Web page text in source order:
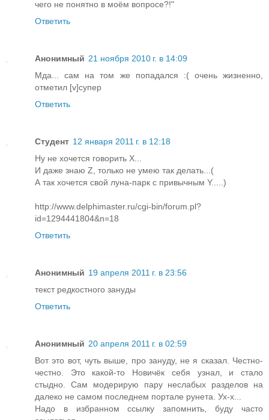
чего не понятно в моём вопросе?!"
Ответить
Анонимный 21 ноября 2010 г. в 14:09
Мда... сам на том же попадался :( очень жизненно,
отметил [v]супер
Ответить
Студент 12 января 2011 г. в 12:18
Ну не хочется говорить X...
И даже знаю Z, только не умею так делать...(
А так хочется свой луна-парк с привычным Y.....)
http://www.delphimaster.ru/cgi-bin/forum.pl?
id=1294441804&n=18
Ответить
Анонимный 19 апреля 2011 г. в 23:56
текст редкостного зануды
Ответить
Анонимный 20 апреля 2011 г. в 02:59
Вот это вот, чуть выше, про зануду, не я сказал. Честно-
честно. Это какой-то Новичёк себя узнал, и стало
стыдно. Сам модерирую пару неслабых разделов на
далеко не самом последнем портале рунета. Ух-х...
Надо в избранном ссылку запомнить, буду часто